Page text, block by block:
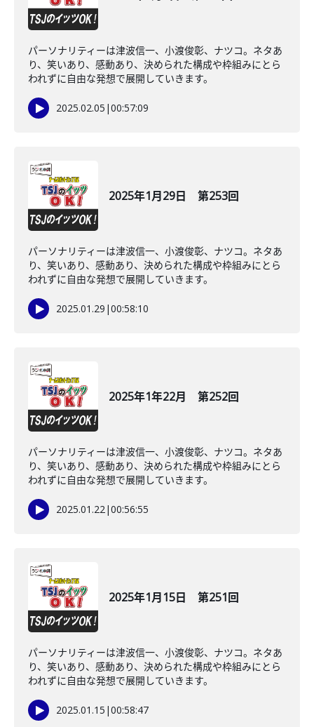
パーソナリティーは津波信一、小渡俊彰、ナツコ。ネタあ
り、笑いあり、感動あり、決められた構成や枠組みにとら
われずに自由な発想で展開していきます。
2025.02.05 |00:57:09
2025年1月29日 第253回
パーソナリティーは津波信一、小渡俊彰、ナツコ。ネタあ
り、笑いあり、感動あり、決められた構成や枠組みにとら
われずに自由な発想で展開していきます。
2025.01.29 |00:58:10
2025年1年22月 第252回
パーソナリティーは津波信一、小渡俊彰、ナツコ。ネタあ
り、笑いあり、感動あり、決められた構成や枠組みにとら
われずに自由な発想で展開していきます。
2025.01.22|00:56:55
2025年1月15日 第251回
パーソナリティーは津波信一、小渡俊彰、ナツコ。ネタあ
り、笑いあり、感動あり、決められた構成や枠組みにとら
われずに自由な発想で展開していきます。
2025.01.15 |00:58:47